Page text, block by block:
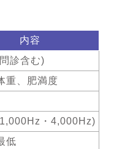
内容
診含む)
重、肥満度
・4,000Hz)
低